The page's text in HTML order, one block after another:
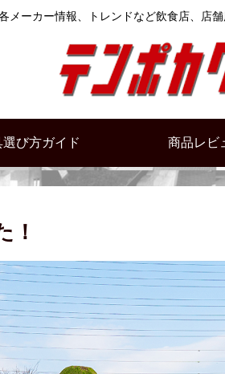
メーカー情報、トレンドなど飲食店、店
び方ガイド 商品レビ
！